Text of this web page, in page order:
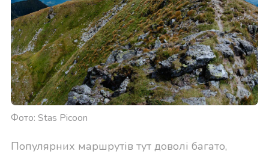
Фото: Stas Picoon
Популярних маршрутів тут доволі багато,